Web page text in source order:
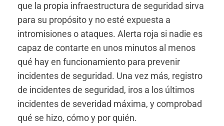
que la propia infraestructura de seguridad sirva
para su propósito y no esté expuesta a
intromisiones o ataques. Alerta roja si nadie es
capaz de contarte en unos minutos al menos
qué hay en funcionamiento para prevenir
incidentes de seguridad. Una vez más, registro
de incidentes de seguridad, iros a los últimos
incidentes de severidad máxima, y comprobad
qué se hizo, cómo y por quién.